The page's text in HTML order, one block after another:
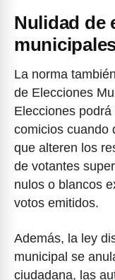
Nulidad de
La norma
de Elecciones
Elecciones
comicios cuando
que alteren los
de votantes
nulos o blancos
votos emitidos.
Además, la ley
municipal se
ciudadana, las